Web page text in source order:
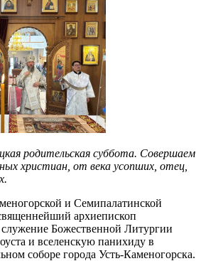
родительская суббота. Совершаем
христиан, от века усопших, отец,
и Семипалатинской
архиепископ
Божественной Литургии
и вселенскую панихиду в
соборе города Усть-Каменогорска.